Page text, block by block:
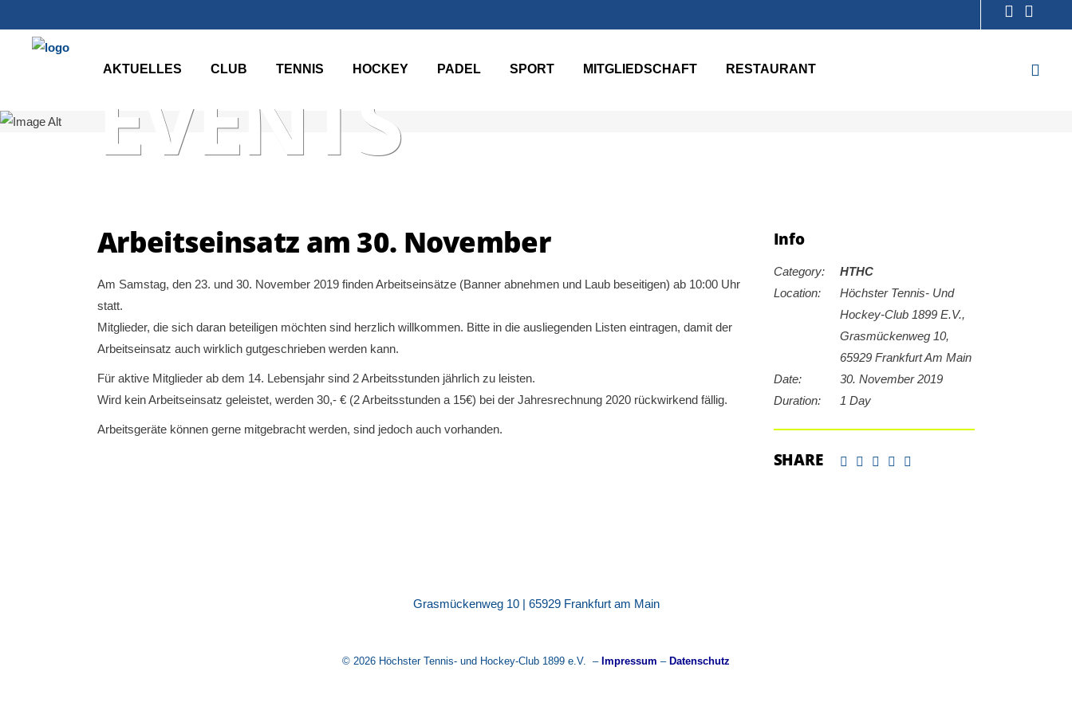
AKTUELLES CLUB TENNIS HOCKEY PADEL SPORT MITGLIEDSCHAFT RESTAURANT
EVENTS
Arbeitseinsatz am 30. November
Am Samstag, den 23. und 30. November 2019 finden Arbeitseinsätze (Banner abnehmen und Laub beseitigen) ab 10:00 Uhr
statt.
Mitglieder, die sich daran beteiligen möchten sind herzlich willkommen. Bitte in die ausliegenden Listen eintragen, damit der
Arbeitseinsatz auch wirklich gutgeschrieben werden kann.
Für aktive Mitglieder ab dem 14. Lebensjahr sind 2 Arbeitsstunden jährlich zu leisten.
Wird kein Arbeitseinsatz geleistet, werden 30,- € (2 Arbeitsstunden a 15€) bei der Jahresrechnung 2020 rückwirkend fällig.
Arbeitsgeräte können gerne mitgebracht werden, sind jedoch auch vorhanden.
Info
Category:
HTHC
Location:
Höchster Tennis- Und
Hockey-Club 1899 E.V.,
Grasmückenweg 10,
65929 Frankfurt Am Main
Date:
30. November 2019
Duration:
1 Day
SHARE
Grasmückenweg 10 | 65929 Frankfurt am Main
© 2026 Höchster Tennis- und Hockey-Club 1899 e.V. – Impressum – Datenschutz